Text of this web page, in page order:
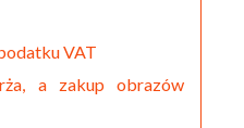
VAT
a zakup obrazów